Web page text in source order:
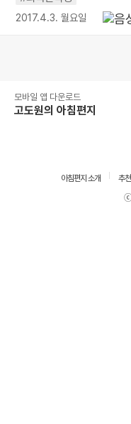
2017.4.3. 월요일
모바일 앱 다운로드
고도원의 아침편지
아침편지 소개 추
ⓒ